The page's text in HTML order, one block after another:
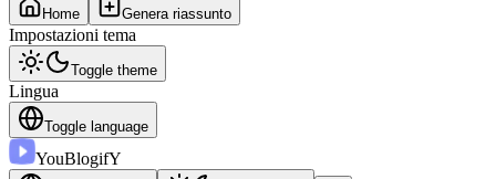
Home Genera riassunto
Impostazioni tema
Toggle theme
Lingua
Toggle language
YouBlogifY